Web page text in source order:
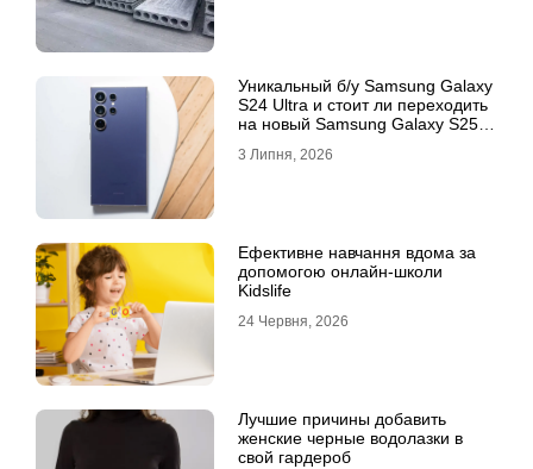
Уникальный б/у Samsung Galaxy
S24 Ultra и стоит ли переходить
на новый Samsung Galaxy S25
3 Липня, 2026
Ефективне навчання вдома за
допомогою онлайн-школи
Kidslife
24 Червня, 2026
Лучшие причины добавить
женские черные водолазки в
свой гардероб